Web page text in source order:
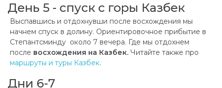
День 5 - спуск с горы Казбек
Выспавшись и отдохнувши после восхождения мы
начнем спуск в долину. Ориентировочное прибытие в
Степантсминду около 7 вечера. Где мы отдохнем
после восхождения на Казбек. Читайте также про
маршруты и туры Казбек.
Дни 6-7